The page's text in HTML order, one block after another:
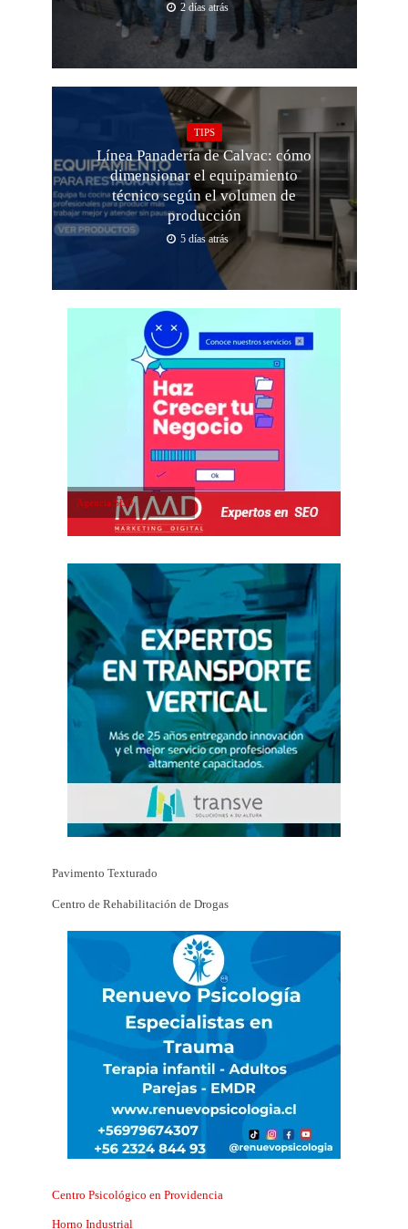
2 días atrás
TIPS
Línea Panadería de Calvac: cómo
dimensionar el equipamiento
técnico según el volumen de
producción
5 días atrás
Agencia SEO
Pavimento Texturado
Centro de Rehabilitación de Drogas
Centro Psicológico en Providencia
Horno Industrial